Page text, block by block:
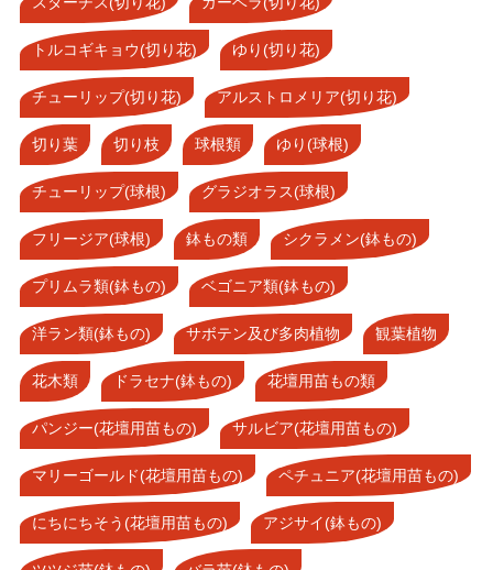
トルコギキョウ(切り花) ゆり(切り花)
チューリップ(切り花) アルストロメリア(切り花)
切り葉 切り枝 球根類 ゆり(球根)
チューリップ(球根) グラジオラス(球根)
フリージア(球根) 鉢もの類 シクラメン(鉢もの)
プリムラ類(鉢もの) ベゴニア類(鉢もの)
洋ラン類(鉢もの) サボテン及び多肉植物 観葉植物
花木類 ドラセナ(鉢もの) 花壇用苗もの類
パンジー(花壇用苗もの) サルビア(花壇用苗もの)
マリーゴールド(花壇用苗もの) ペチュニア(花壇用苗もの)
にちにちそう(花壇用苗もの) アジサイ(鉢もの)